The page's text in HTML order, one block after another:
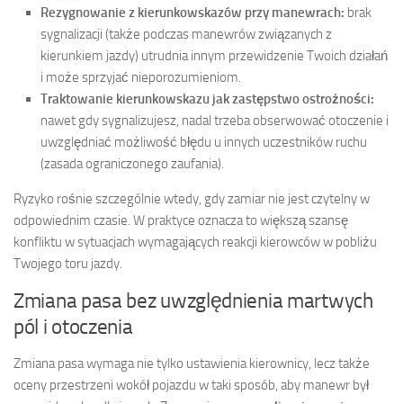
Rezygnowanie z kierunkowskazów przy manewrach: brak
sygnalizacji (także podczas manewrów związanych z
kierunkiem jazdy) utrudnia innym przewidzenie Twoich działań
i może sprzyjać nieporozumieniom.
Traktowanie kierunkowskazu jak zastępstwo ostrożności:
nawet gdy sygnalizujesz, nadal trzeba obserwować otoczenie i
uwzględniać możliwość błędu u innych uczestników ruchu
(zasada ograniczonego zaufania).
Ryzyko rośnie szczególnie wtedy, gdy zamiar nie jest czytelny w
odpowiednim czasie. W praktyce oznacza to większą szansę
konfliktu w sytuacjach wymagających reakcji kierowców w pobliżu
Twojego toru jazdy.
Zmiana pasa bez uwzględnienia martwych
pól i otoczenia
Zmiana pasa wymaga nie tylko ustawienia kierownicy, lecz także
oceny przestrzeni wokół pojazdu w taki sposób, aby manewr był